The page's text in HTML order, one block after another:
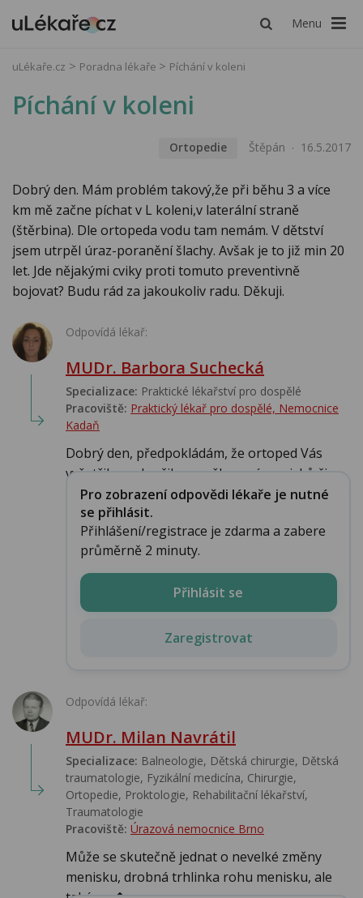
Menu
uLékaře.cz Poradna lékaře Píchání v koleni
Píchání v koleni
Ortopedie Štěpán 16.5.2017
Dobrý den. Mám problém takový,že při běhu 3 a více
km mě začne píchat v L koleni,v laterální straně
(štěrbina). Dle ortopeda vodu tam nemám. V dětství
jsem utrpěl úraz-poranění šlachy. Avšak je to již min 20
let. Jde nějakými cviky proti tomuto preventivně
bojovat? Budu rád za jakoukoliv radu. Děkuji.
Odpovídá lékař:
MUDr. Barbora Suchecká
Specializace: Praktické lékařství pro dospělé
Pracoviště: Praktický lékař pro dospělé, Nemocnice
Kadaň
Dobrý den, předpokládám, že ortoped Vás
vyšetřil- a vyloučil ev. poškození menisků či v...
Pro zobrazení odpovědi lékaře je nutné
se přihlásit.
Přihlášení/registrace je zdarma a zabere
průměrně 2 minuty.
Přihlásit se
Zaregistrovat
Odpovídá lékař:
MUDr. Milan Navrátil
Specializace: Balneologie, Dětská chirurgie, Dětská
traumatologie, Fyzikální medicína, Chirurgie,
Ortopedie, Proktologie, Rehabilitační lékařství‎,
Traumatologie
Pracoviště: Úrazová nemocnice Brno
Může se skutečně jednat o nevelké změny
menisku, drobná trhlinka rohu menisku, ale